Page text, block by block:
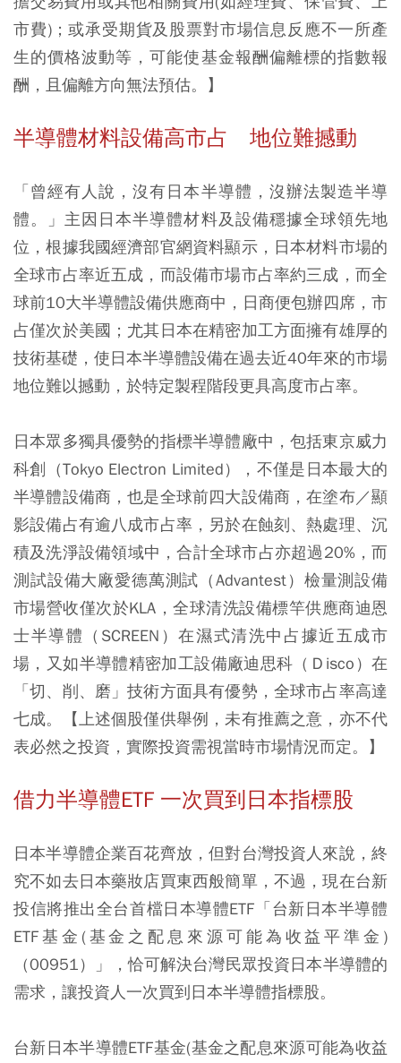
市費)；或承受期貨及股票對市場信息反應不一所產
生的價格波動等，可能使基金報酬偏離標的指數報
酬，且偏離方向無法預估。】
半導體材料設備高市占 地位難撼動
「曾經有人說，沒有日本半導體，沒辦法製造半導
體。」主因日本半導體材料及設備穩據全球領先地
位，根據我國經濟部官網資料顯示，日本材料市場的
全球市占率近五成，而設備市場市占率約三成，而全
球前10大半導體設備供應商中，日商便包辦四席，市
占僅次於美國；尤其日本在精密加工方面擁有雄厚的
技術基礎，使日本半導體設備在過去近40年來的市場
地位難以撼動，於特定製程階段更具高度市占率。
日本眾多獨具優勢的指標半導體廠中，包括東京威力
科創（Tokyo Electron Limited），不僅是日本最大的
半導體設備商，也是全球前四大設備商，在塗布／顯
影設備占有逾八成市占率，另於在蝕刻、熱處理、沉
積及洗淨設備領域中，合計全球市占亦超過20%，而
測試設備大廠愛德萬測試（Advantest）檢量測設備
市場營收僅次於KLA，全球清洗設備標竿供應商迪恩
士半導體（SCREEN）在濕式清洗中占據近五成市
場，又如半導體精密加工設備廠迪思科（Ｄisco）在
「切、削、磨」技術方面具有優勢，全球市占率高達
七成。【上述個股僅供舉例，未有推薦之意，亦不代
表必然之投資，實際投資需視當時市場情況而定。】
借力半導體ETF 一次買到日本指標股
日本半導體企業百花齊放，但對台灣投資人來說，終
究不如去日本藥妝店買東西般簡單，不過，現在台新
投信將推出全台首檔日本導體ETF「台新日本半導體
ETF基金(基金之配息來源可能為收益平準金)
（00951）」，恰可解決台灣民眾投資日本半導體的
需求，讓投資人一次買到日本半導體指標股。
台新日本半導體ETF基金(基金之配息來源可能為收益